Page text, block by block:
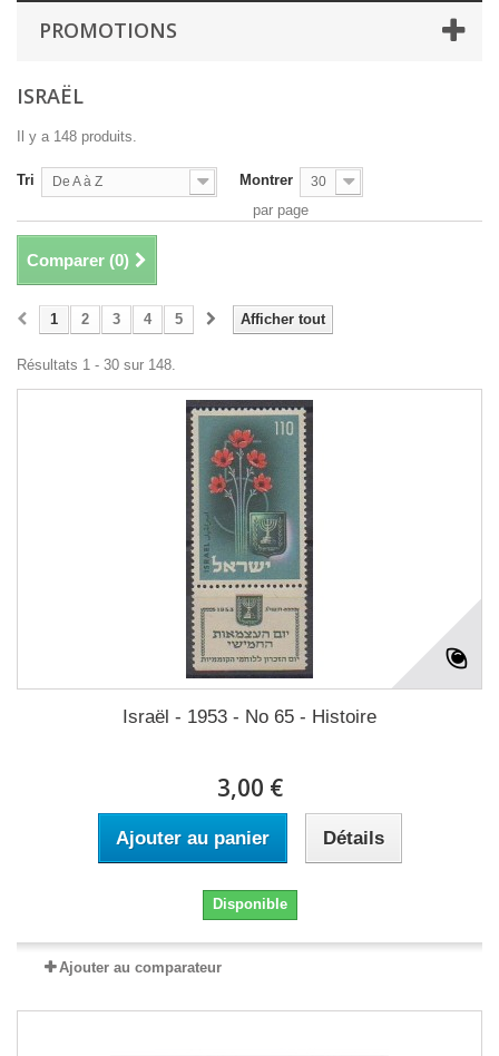
PROMOTIONS
ISRAËL
Il y a 148 produits.
Tri De A à Z Montrer 30
par page
Comparer (0)
Afficher tout
1 2 3 4 5
Résultats 1 - 30 sur 148.
Israël - 1953 - No 65 - Histoire
3,00 €
Ajouter au panier Détails
Disponible
Ajouter au comparateur